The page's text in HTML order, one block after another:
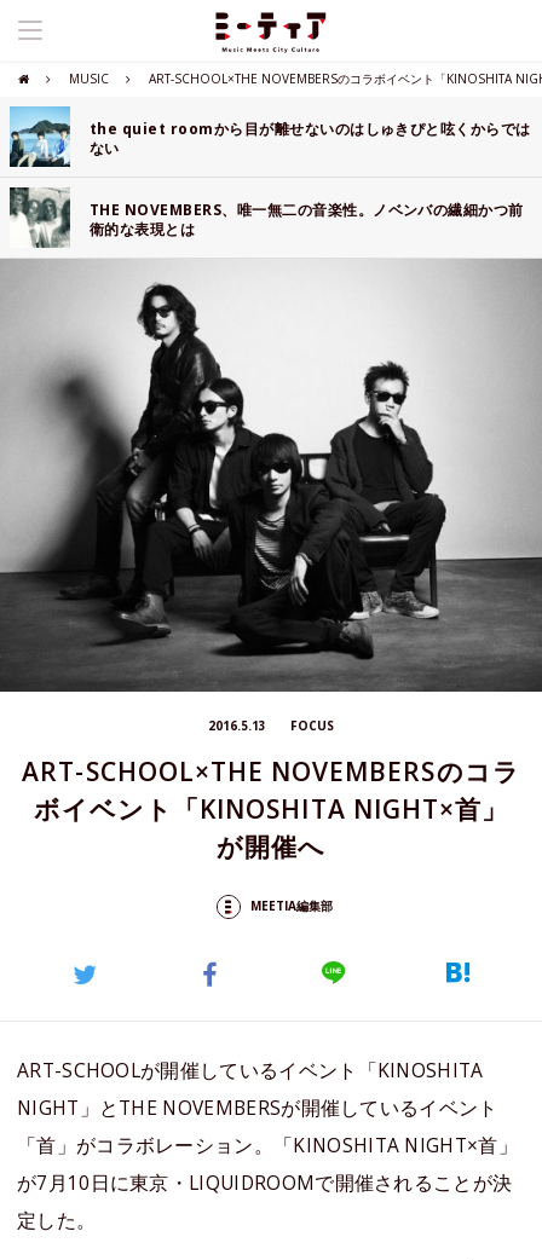
MUSIC ART-SCHOOL×THE NOVEMBERSのコラボイベント「KINOSHITA
the quiet roomから目が離せないのはしゅきぴと呟くからでは
ない
THE NOVEMBERS、唯一無二の音楽性。ノベンバの繊細かつ前
衛的な表現とは
2016.5.13 FOCUS
ART-SCHOOL×THE NOVEMBERSのコラ
ボイベント「KINOSHITA NIGHT×首」
が開催へ
MEETIA編集部
ART-SCHOOLが開催しているイベント「KINOSHITA
NIGHT」とTHE NOVEMBERSが開催しているイベント
「首」がコラボレーション。「KINOSHITA NIGHT×首」
が7月10日に東京・LIQUIDROOMで開催されることが決
定した。